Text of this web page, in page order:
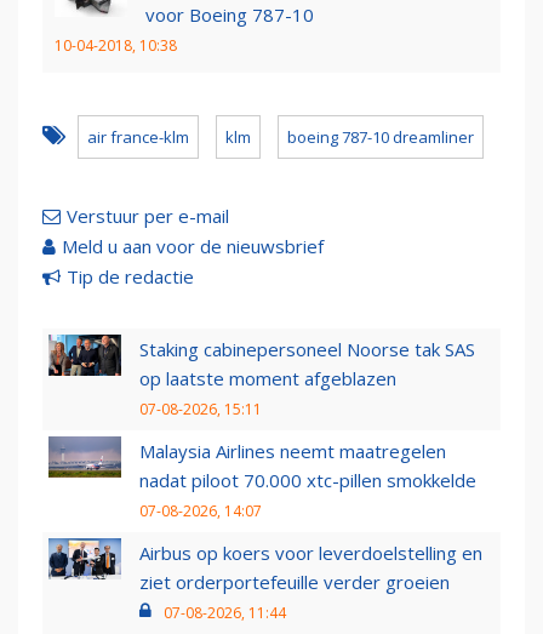
voor Boeing 787-10
10-04-2018, 10:38
air france-klm klm boeing 787-10 dreamliner
Verstuur per e-mail
Meld u aan voor de nieuwsbrief
Tip de redactie
Staking cabinepersoneel Noorse tak SAS
op laatste moment afgeblazen
07-08-2026, 15:11
Malaysia Airlines neemt maatregelen
nadat piloot 70.000 xtc-pillen smokkelde
07-08-2026, 14:07
Airbus op koers voor leverdoelstelling en
ziet orderportefeuille verder groeien
07-08-2026, 11:44